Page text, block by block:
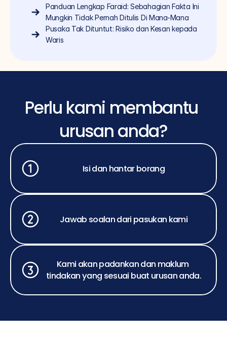
Panduan Lengkap Faraid: Sebahagian Fakta Ini
Mungkin Tidak Pernah Ditulis Di Mana-Mana
Pusaka Tak Dituntut: Risiko dan Kesan kepada
Waris
Perlu kami membantu
urusan anda?
Isi dan hantar borang
Jawab soalan dari pasukan kami
Kami akan padankan dan maklum
tindakan yang sesuai buat urusan anda.